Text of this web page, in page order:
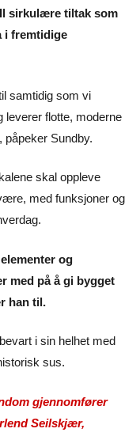
sirkulære tiltak som
i fremtidige
samtidig som vi
leverer flotte, moderne
påpeker Sundby.
skal oppleve
med funksjoner og
og
med på å gi bygget
han til.
i sin helhet med
sus.
gjennomfører
Seilskjær,